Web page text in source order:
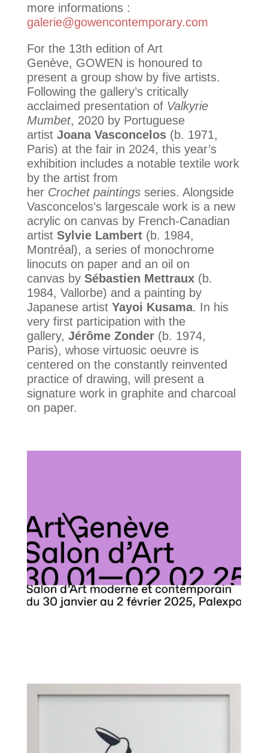
more informations :
galerie@gowencontemporary.com
For the 13th edition of Art
Genève, GOWEN is honoured to
present a group show by five artists.
Following the gallery’s critically
acclaimed presentation of Valkyrie
Mumbet, 2020 by Portuguese
artist Joana Vasconcelos(b. 1971,
Paris) at the fair in 2024, this year’s
exhibition includes a notable textile work
by the artist from
her Crochet paintings series. Alongside
Vasconcelos’s largescale work is a new
acrylic on canvas by French-Canadian
artist Sylvie Lambert(b. 1984,
Montréal), a series of monochrome
linocuts on paper and an oil on
canvas by Sébastien Mettraux(b.
1984, Vallorbe) and a painting by
Japanese artist Yayoi Kusama. In his
very first participation with the
gallery, Jérôme Zonder(b. 1974,
Paris), whose virtuosic oeuvre is
centered on the constantly reinvented
practice of drawing, will present a
signature work in graphite and charcoal
on paper.